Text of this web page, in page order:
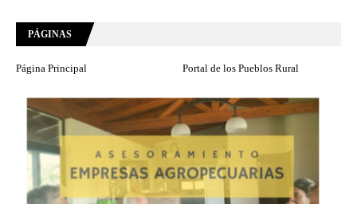
PÁGINAS
Página Principal Portal de los Pueblos Rural